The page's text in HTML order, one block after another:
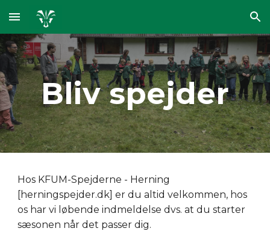
Skip to main content Skip to navigation
Bliv spejder
Hos KFUM-Spejderne - Herning
[herningspejder.dk] er du altid velkommen, hos
os har vi løbende indmeldelse dvs. at du starter
sæsonen når det passer dig.